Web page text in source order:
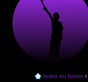
Index du forum ‹